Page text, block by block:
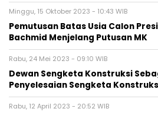
Minggu, 15 Oktober 2023 - 10:43 WIB
Pemutusan Batas Usia Calon
Bachmid Menjelang Putusan MK
Rabu, 24 Mei 2023 - 09:10 WIB
Dewan Sengketa Konstruksi
Penyelesaian Sengketa
Rabu, 12 April 2023 - 20:52 WIB